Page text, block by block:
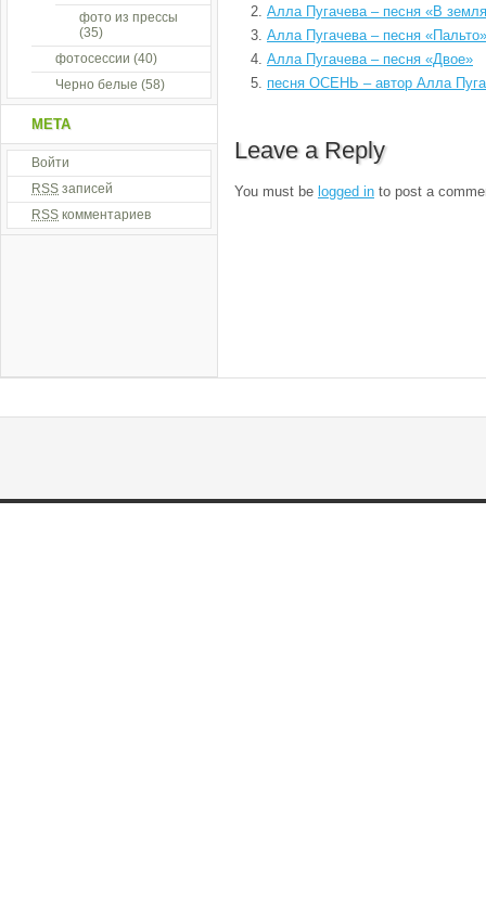
Алла Пугачева – песня «В
Алла Пугачева – песня «Пальто»
Алла Пугачева – песня «Двое»
песня ОСЕНЬ – автор Алла
Leave a Reply
You must be logged in to post a
фото из прессы
(35)
фотосессии (40)
Черно белые (58)
МЕТА
Войти
RSS записей
RSS комментариев